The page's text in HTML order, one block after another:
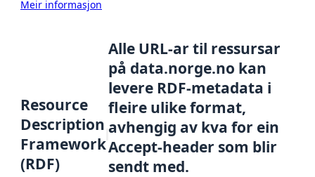
Meir informasjon
Resource
Description
Framework
(RDF)
Alle URL-ar til ressursar
på data.norge.no kan
levere RDF-metadata i
fleire ulike format,
avhengig av kva for ein
Accept-header som blir
sendt med.